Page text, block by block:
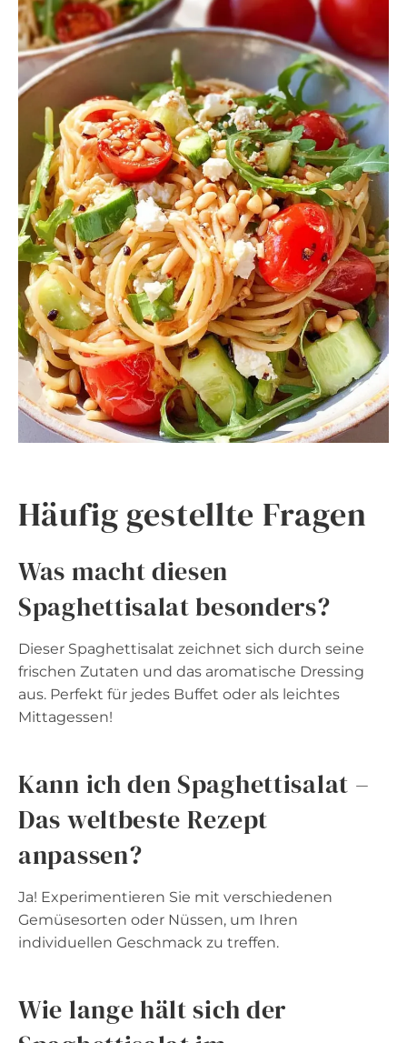
Häufig gestellte Fragen
Was macht diesen
Spaghettisalat besonders?
Dieser Spaghettisalat zeichnet sich durch seine
frischen Zutaten und das aromatische Dressing
aus. Perfekt für jedes Buffet oder als leichtes
Mittagessen!
Kann ich den Spaghettisalat –
Das weltbeste Rezept
anpassen?
Ja! Experimentieren Sie mit verschiedenen
Gemüsesorten oder Nüssen, um Ihren
individuellen Geschmack zu treffen.
Wie lange hält sich der